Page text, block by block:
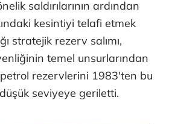
saldırılarının ardından
kesintiyi telafi etmek
stratejik rezerv salımı,
temel unsurlarından
rezervlerini 1983'ten bu
seviyeye geriletti.